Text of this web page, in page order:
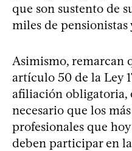
que son sustento de
miles de
Asimismo, remarcan
artículo 50 de la Ley
afiliación obligatoria,
necesario que los
profesionales que
deben participar en